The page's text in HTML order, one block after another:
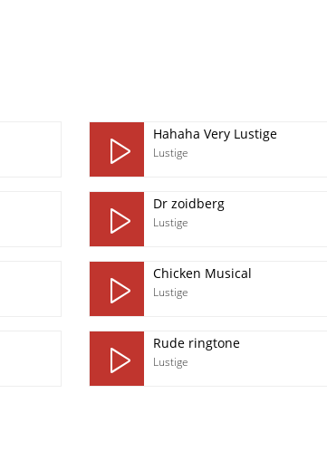
Hahaha Very Lustige
Lustige
Dr zoidberg
Lustige
Chicken Musical
Lustige
Rude ringtone
Lustige